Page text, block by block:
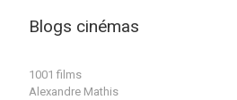
Blogs cinémas
1001 films
Alexandre Mathis